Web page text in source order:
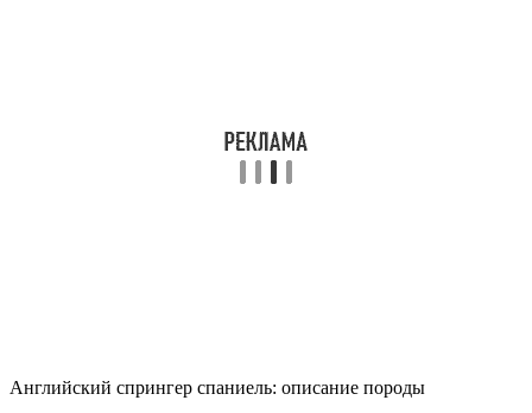
Английский спрингер спаниель: описание породы